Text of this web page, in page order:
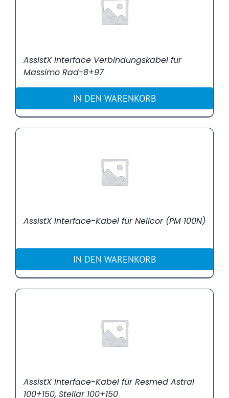
AssistX Interface Verbindungskabel für
Massimo Rad-8+97
IN DEN WARENKORB
AssistX Interface-Kabel für Nellcor (PM 100N)
IN DEN WARENKORB
AssistX Interface-Kabel für Resmed Astral
100+150, Stellar 100+150